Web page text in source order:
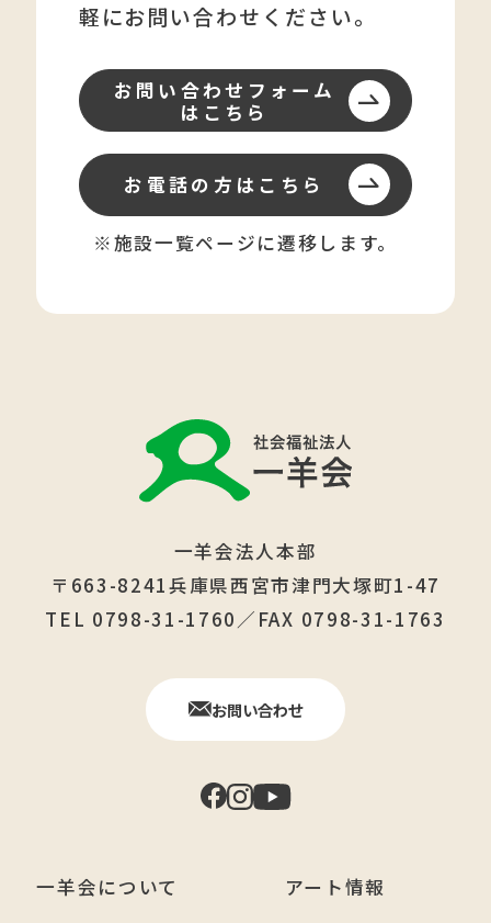
軽にお問い合わせください。
お問い合わせフォーム
はこちら
お電話の方はこちら
※施設一覧ページに遷移します。
一羊会法人本部
〒663-8241兵庫県西宮市津門大塚町1-47
TEL 0798-31-1760／FAX 0798-31-1763
お問い合わせ
一羊会について アート情報